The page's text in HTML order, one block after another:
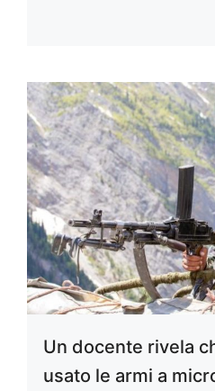
Un docente rivela
usato le armi a